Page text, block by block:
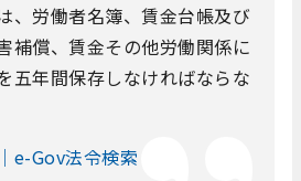
労働者名簿、賃金台帳及び
補償、賃金その他労働関係に
五年間保存しなければならな
e-Gov法令検索